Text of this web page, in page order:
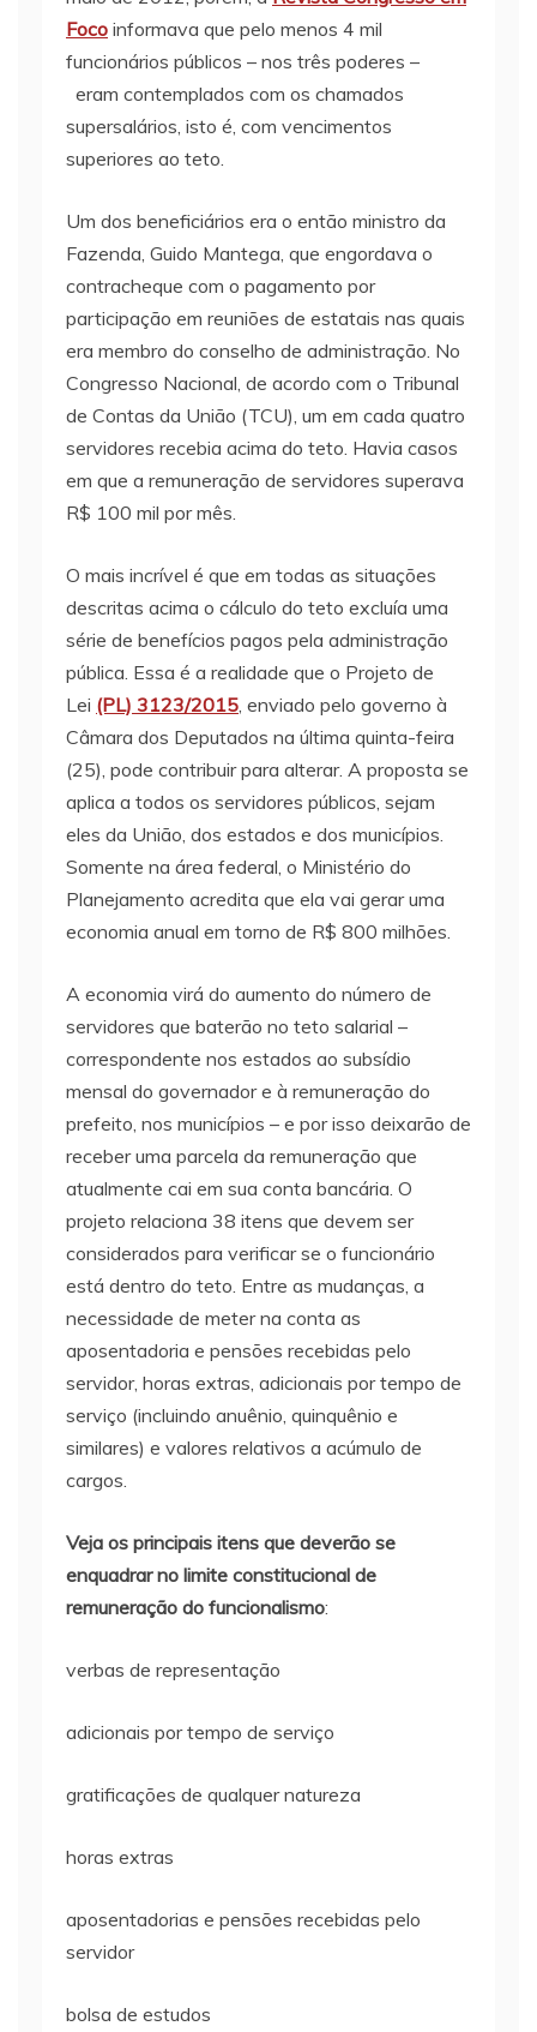
Foco informava que pelo menos 4 mil
funcionários públicos – nos três poderes –
eram contemplados com os chamados
supersalários, isto é, com vencimentos
superiores ao teto.
Um dos beneficiários era o então ministro da
Fazenda, Guido Mantega, que engordava o
contracheque com o pagamento por
participação em reuniões de estatais nas quais
era membro do conselho de administração. No
Congresso Nacional, de acordo com o Tribunal
de Contas da União (TCU), um em cada quatro
servidores recebia acima do teto. Havia casos
em que a remuneração de servidores superava
R$ 100 mil por mês.
O mais incrível é que em todas as situações
descritas acima o cálculo do teto excluía uma
série de benefícios pagos pela administração
pública. Essa é a realidade que o Projeto de
Lei (PL) 3123/2015, enviado pelo governo à
Câmara dos Deputados na última quinta-feira
(25), pode contribuir para alterar. A proposta se
aplica a todos os servidores públicos, sejam
eles da União, dos estados e dos municípios.
Somente na área federal, o Ministério do
Planejamento acredita que ela vai gerar uma
economia anual em torno de R$ 800 milhões.
A economia virá do aumento do número de
servidores que baterão no teto salarial –
correspondente nos estados ao subsídio
mensal do governador e à remuneração do
prefeito, nos municípios – e por isso deixarão de
receber uma parcela da remuneração que
atualmente cai em sua conta bancária. O
projeto relaciona 38 itens que devem ser
considerados para verificar se o funcionário
está dentro do teto. Entre as mudanças, a
necessidade de meter na conta as
aposentadoria e pensões recebidas pelo
servidor, horas extras, adicionais por tempo de
serviço (incluindo anuênio, quinquênio e
similares) e valores relativos a acúmulo de
cargos.
Veja os principais itens que deverão se
enquadrar no limite constitucional de
remuneração do funcionalismo:
verbas de representação
adicionais por tempo de serviço
gratificações de qualquer natureza
horas extras
aposentadorias e pensões recebidas pelo
servidor
bolsa de estudos